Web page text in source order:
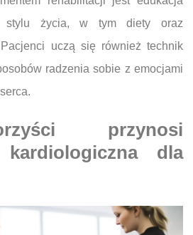
stylu życia, w tym diety oraz
uczą się również technik
radzenia sobie z emocjami
przynosi
kardiologiczna dla